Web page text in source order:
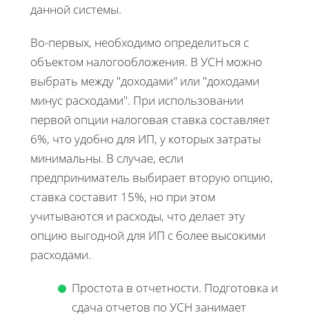
данной системы.
Во-первых, необходимо определиться с
объектом налогообложения. В УСН можно
выбрать между "доходами" или "доходами
минус расходами". При использовании
первой опции налоговая ставка составляет
6%, что удобно для ИП, у которых затраты
минимальны. В случае, если
предприниматель выбирает вторую опцию,
ставка составит 15%, но при этом
учитываются и расходы, что делает эту
опцию выгодной для ИП с более высокими
расходами.
Простота в отчетности. Подготовка и
сдача отчетов по УСН занимает